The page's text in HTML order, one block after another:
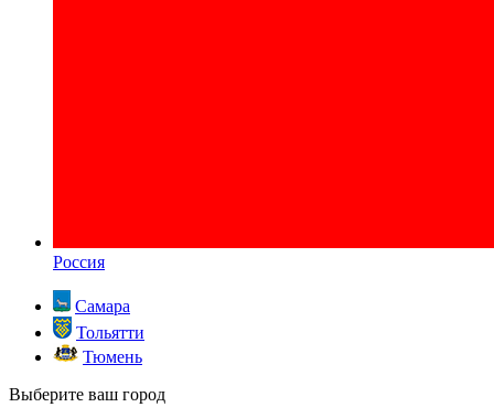
Россия
Самара
Тольятти
Тюмень
Выберите ваш город